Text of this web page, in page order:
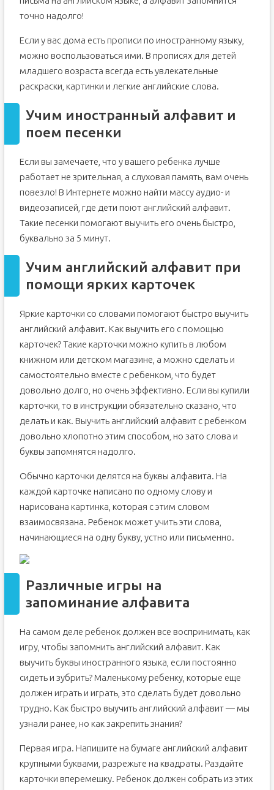
точно надолго!
Если у вас дома есть прописи по иностранному языку,
можно воспользоваться ими. В прописях для детей
младшего возраста всегда есть увлекательные
раскраски, картинки и легкие английские слова.
Учим иностранный алфавит и
поем песенки
Если вы замечаете, что у вашего ребенка лучше
работает не зрительная, а слуховая память, вам очень
повезло! В Интернете можно найти массу аудио- и
видеозаписей, где дети поют английский алфавит.
Такие песенки помогают выучить его очень быстро,
буквально за 5 минут.
Учим английский алфавит при
помощи ярких карточек
Яркие карточки со словами помогают быстро выучить
английский алфавит. Как выучить его с помощью
карточек? Такие карточки можно купить в любом
книжном или детском магазине, а можно сделать и
самостоятельно вместе с ребенком, что будет
довольно долго, но очень эффективно. Если вы купили
карточки, то в инструкции обязательно сказано, что
делать и как. Выучить английский алфавит с ребенком
довольно хлопотно этим способом, но зато слова и
буквы запомнятся надолго.
Обычно карточки делятся на буквы алфавита. На
каждой карточке написано по одному слову и
нарисована картинка, которая с этим словом
взаимосвязана. Ребенок может учить эти слова,
начинающиеся на одну букву, устно или письменно.
Различные игры на
запоминание алфавита
На самом деле ребенок должен все воспринимать, как
игру, чтобы запомнить английский алфавит. Как
выучить буквы иностранного языка, если постоянно
сидеть и зубрить? Маленькому ребенку, которые еще
должен играть и играть, это сделать будет довольно
трудно. Как быстро выучить английский алфавит — мы
узнали ранее, но как закрепить знания?
Первая игра. Напишите на бумаге английский алфавит
крупными буквами, разрежьте на квадраты. Раздайте
карточки вперемешку. Ребенок должен собрать из этих